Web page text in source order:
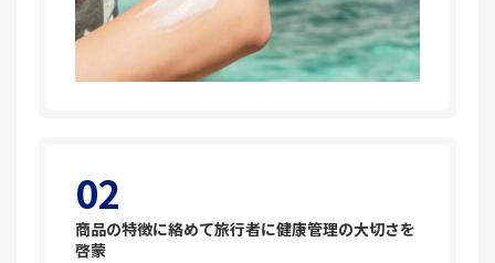
02
商品の特徴に絡めて旅行者に健康管理の大切さを
啓蒙